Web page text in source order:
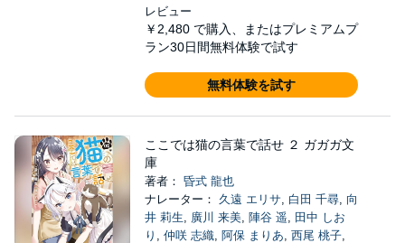
レビュー
￥2,480 で購入、またはプレミアムプ
ラン30日間無料体験で試す
無料体験を試す
ここでは猫の言葉で話せ ２ ガガガ文
庫
著者： 昏式 龍也
ナレーター： 久遠 エリサ, 白田 千尋, 向
井 莉生, 廣川 来美, 陣谷 遥, 田中 しお
り , 仲咲 志織, 阿保 まりあ, 西尾 桃子,